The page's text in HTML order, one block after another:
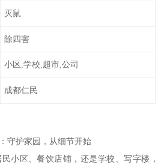
灭鼠
除四害
小区,学校,超市,公司
成都仁民
守护家园，从细节开始
小区、餐饮店铺，还是学校、写字楼，